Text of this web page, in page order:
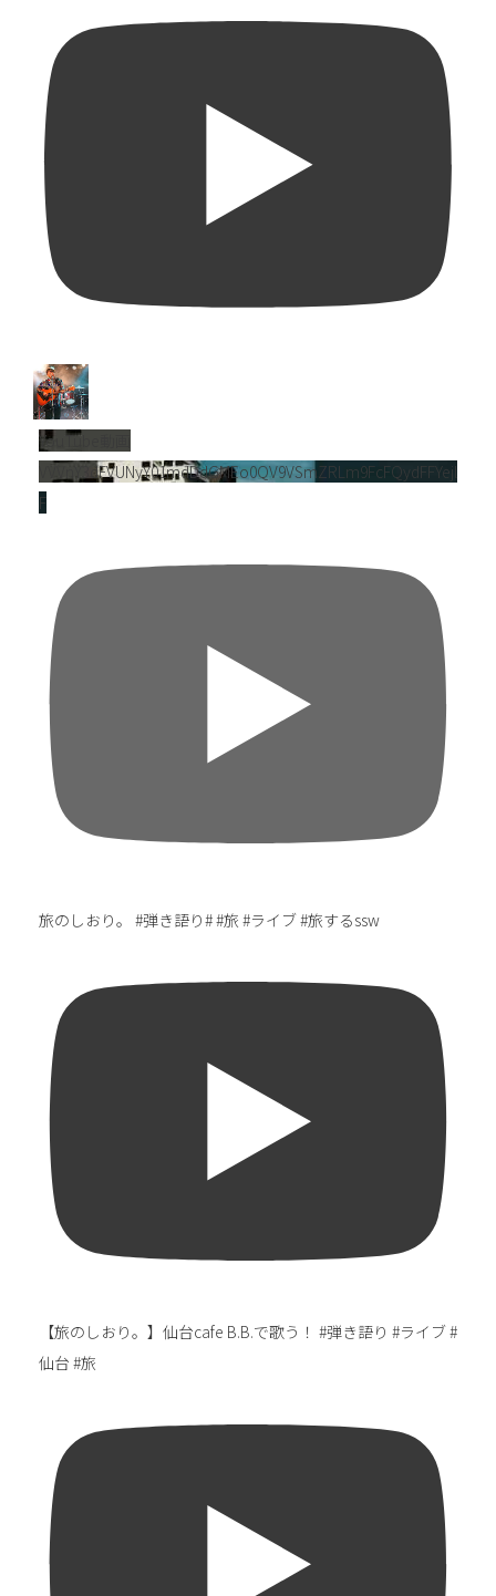
YouTube動画
VVVnY3dFVUNyY01mdDdGMEo0QV9VSmZRLm9FcFQydFFYejl
F
旅のしおり。 #弾き語り# #旅 #ライブ #旅するssw
【旅のしおり。】仙台cafe B.B.で歌う！ #弾き語り #ライブ #
仙台 #旅